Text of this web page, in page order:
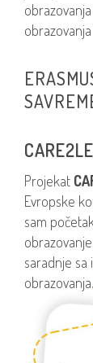
Projekat
Evropske
sam
saradnje sa
obrazovanja.